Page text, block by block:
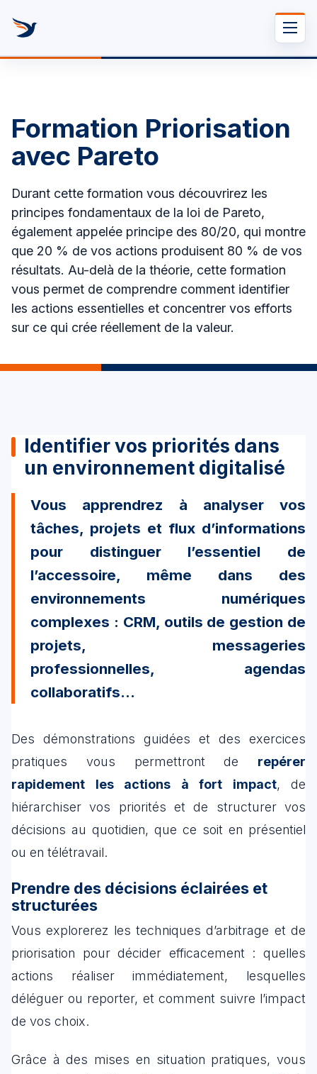
Formation Priorisation
avec Pareto
Durant cette formation vous découvrirez les
principes fondamentaux de la loi de Pareto,
également appelée principe des 80/20, qui montre
que 20 % de vos actions produisent 80 % de vos
résultats. Au-delà de la théorie, cette formation
vous permet de comprendre comment identifier
les actions essentielles et concentrer vos efforts
sur ce qui crée réellement de la valeur.
Identifier vos priorités dans
un environnement digitalisé
Vous apprendrez à analyser vos
tâches, projets et flux d’informations
pour distinguer l’essentiel de
l’accessoire, même dans des
environnements numériques
complexes : CRM, outils de gestion de
projets, messageries
professionnelles, agendas
collaboratifs…
Des démonstrations guidées et des exercices
pratiques vous permettront de repérer
rapidement les actions à fort impact, de
hiérarchiser vos priorités et de structurer vos
décisions au quotidien, que ce soit en présentiel
ou en télétravail.
Prendre des décisions éclairées et
structurées
Vous explorerez les techniques d’arbitrage et de
priorisation pour décider efficacement : quelles
actions réaliser immédiatement, lesquelles
déléguer ou reporter, et comment suivre l’impact
de vos choix.
Grâce à des mises en situation pratiques, vous